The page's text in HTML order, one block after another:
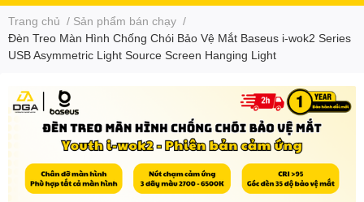
Trang chủ / Sản phẩm bán chạy /
Đèn Treo Màn Hình Chống Chói Bảo Vệ Mắt Baseus i-wok2 Series
USB Asymmetric Light Source Screen Hanging Light